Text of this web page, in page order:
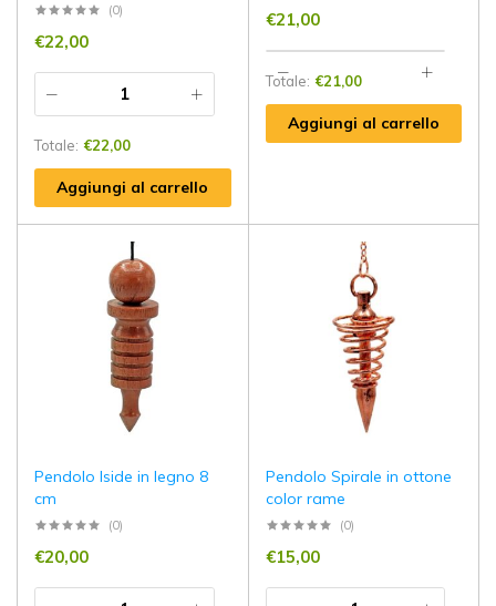
(0)
€22,00
Totale: €22,00
Aggiungi al carrello
€21,00
Totale: €21,00
Aggiungi al carrello
Pendolo Iside in legno 8
cm
(0)
€20,00
Pendolo Spirale in ottone
color rame
(0)
€15,00